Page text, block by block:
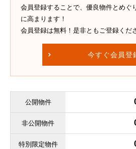
会員登録することで、優良物件とめぐ
に高まります！
会員登録は無料！是非ともご登録くだ
今すぐ会員登
公開物件
非公開物件
特別限定物件